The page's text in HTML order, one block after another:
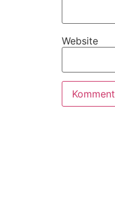
Website